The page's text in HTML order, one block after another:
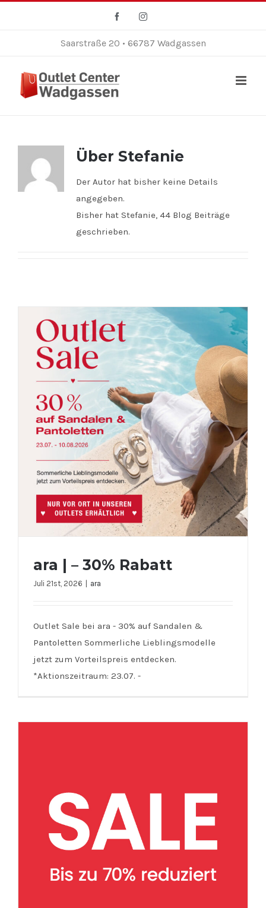
FacebookInstagram
Saarstraße 20 • 66787 Wadgassen
Über Stefanie
Der Autor hat bisher keine Details
angegeben.
Bisher hat Stefanie, 44 Blog Beiträge
geschrieben.
ara | – 30% Rabatt
Juli 21st, 2026 ara
Outlet Sale bei ara - 30% auf Sandalen &
Pantoletten Sommerliche Lieblingsmodelle
jetzt zum Vorteilspreis entdecken.
*Aktionszeitraum: 23.07. -